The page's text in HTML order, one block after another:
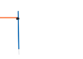
Sport Hürde